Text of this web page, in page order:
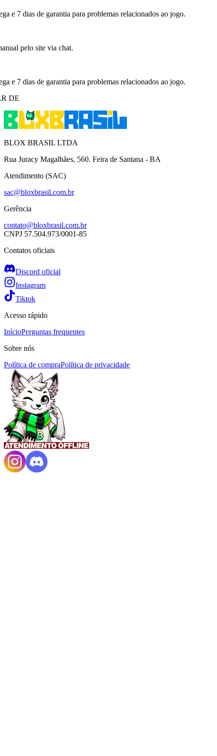
e 7 dias de garantia para problemas relacionados ao jogo.
pelo site via chat.
e 7 dias de garantia para problemas relacionados ao jogo.
DE
BLOX BRASIL LTDA
Rua Juracy Magalhães, 560. Feira de Santana - BA
Atendimento (SAC)
sac@bloxbrasil.com.br
Gerência
contato@bloxbrasil.com.br
CNPJ 57.504.973/0001-85
Contatos oficiais
Discord oficial
Instagram
Tiktok
Acesso rápido
InícioPerguntas frequentes
Sobre nós
Política de compraPolítica de privacidade